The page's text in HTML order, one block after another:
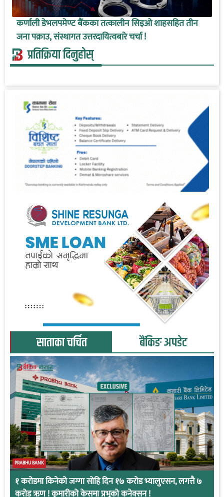
कर्णाली डेभलपमेण्ट बैंकका तत्कालीन सिइओ शाहसहित तीन
जना पक्राउ, संस्थागत उत्तरदायित्वबारे चर्चा !
प्रतिक्रिया दिनुहोस्
साताका चर्चित बैंकिङ अपडेट
PRABHU BANK
१ करोडमा किनेको जग्गा सोहि दिन १७ करोड भ्यालुएसन, लगत्तै ७